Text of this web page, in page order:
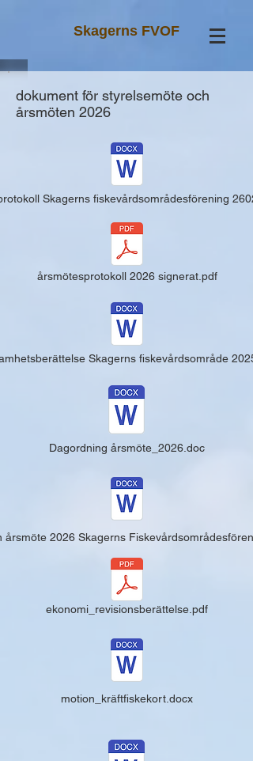
Skagerns FVOF
dokument för styrelsemöte och
årsmöten 2026
Skagerns fiskevårdsområdesförening
årsmötesprotokoll 2026 signerat.pdf
Skagerns fiskevårdsområde
Dagordning årsmöte_2026.doc
årsmöte 2026 Skagerns
ekonomi_revisionsberättelse.pdf
motion_kräftfiskekort.docx